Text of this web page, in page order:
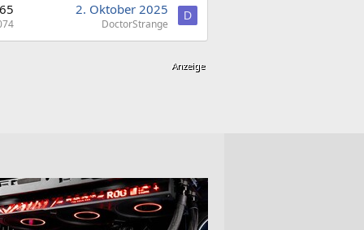
65 2. Oktober 2025
DoctorStrange
D